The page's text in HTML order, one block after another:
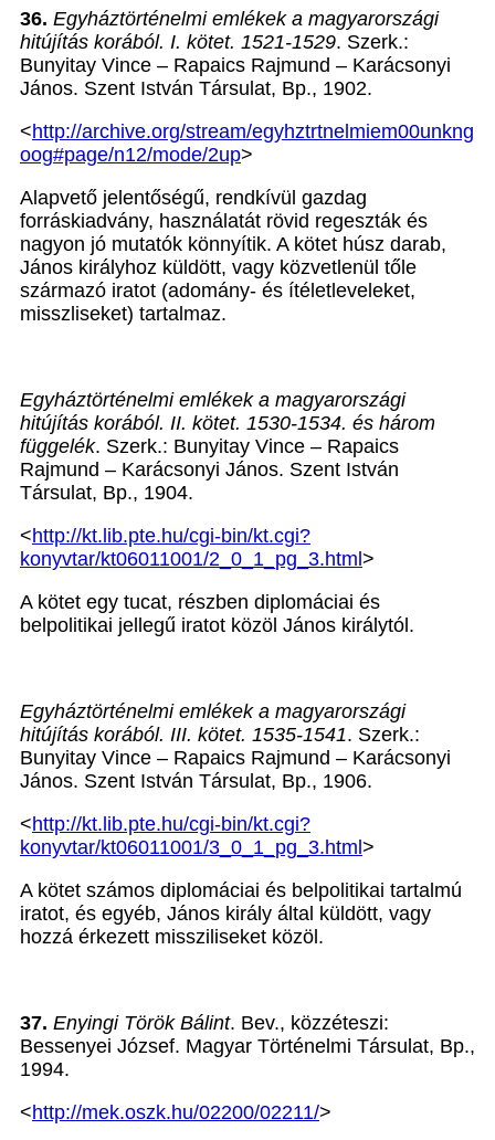
36. Egyháztörténelmi emlékek a magyarországi
hitújítás korából. I. kötet. 1521-1529. Szerk.:
Bunyitay Vince – Rapaics Rajmund – Karácsonyi
János. Szent István Társulat, Bp., 1902.
<http://archive.org/stream/egyhztrtnelmiem00unkng
oog#page/n12/mode/2up>
Alapvető jelentőségű, rendkívül gazdag
forráskiadvány, használatát rövid regeszták és
nagyon jó mutatók könnyítik. A kötet húsz darab,
János királyhoz küldött, vagy közvetlenül tőle
származó iratot (adomány- és ítéletleveleket,
misszliseket) tartalmaz.
Egyháztörténelmi emlékek a magyarországi
hitújítás korából. II. kötet. 1530-1534. és három
függelék. Szerk.: Bunyitay Vince – Rapaics
Rajmund – Karácsonyi János. Szent István
Társulat, Bp., 1904.
<http://kt.lib.pte.hu/cgi-bin/kt.cgi?
konyvtar/kt06011001/2_0_1_pg_3.html >
A kötet egy tucat, részben diplomáciai és
belpolitikai jellegű iratot közöl János királytól.
Egyháztörténelmi emlékek a magyarországi
hitújítás korából. III. kötet. 1535-1541. Szerk.:
Bunyitay Vince – Rapaics Rajmund – Karácsonyi
János. Szent István Társulat, Bp., 1906.
<http://kt.lib.pte.hu/cgi-bin/kt.cgi?
konyvtar/kt06011001/3_0_1_pg_3.html >
A kötet számos diplomáciai és belpolitikai tartalmú
iratot, és egyéb, János király által küldött, vagy
hozzá érkezett missziliseket közöl.
37. Enyingi Török Bálint. Bev., közzéteszi:
Bessenyei József. Magyar Történelmi Társulat, Bp.,
1994.
<http://mek.oszk.hu/02200/02211/>